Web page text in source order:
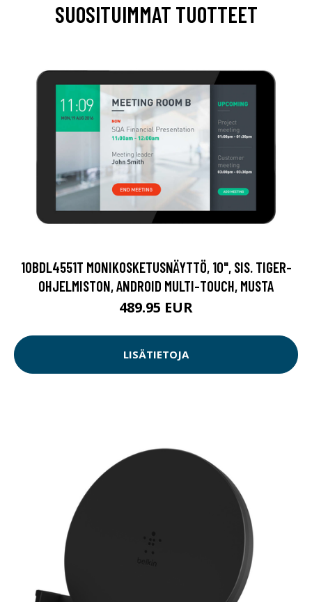
SUOSITUIMMAT TUOTTEET
10BDL4551T MONIKOSKETUSNÄYTTÖ, 10", SIS. TIGER-
OHJELMISTON, ANDROID MULTI-TOUCH, MUSTA
489.95 EUR
LISÄTIETOJA